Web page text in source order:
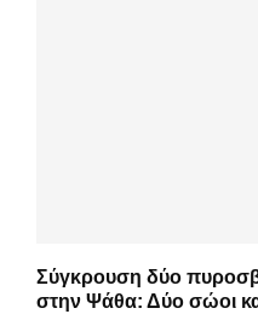
Σύγκρουση δύο
στην Ψάθα: Δύο σώοι